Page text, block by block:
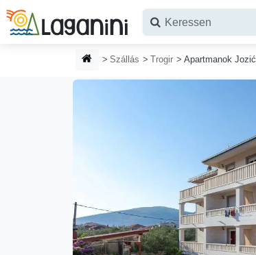
Ugrás a fő tartalomhoz
HONLAP
Szállás Trogir Apartmanok Jozić